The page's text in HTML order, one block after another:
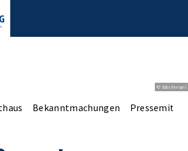
© bbsferrari
Bekanntmachungen